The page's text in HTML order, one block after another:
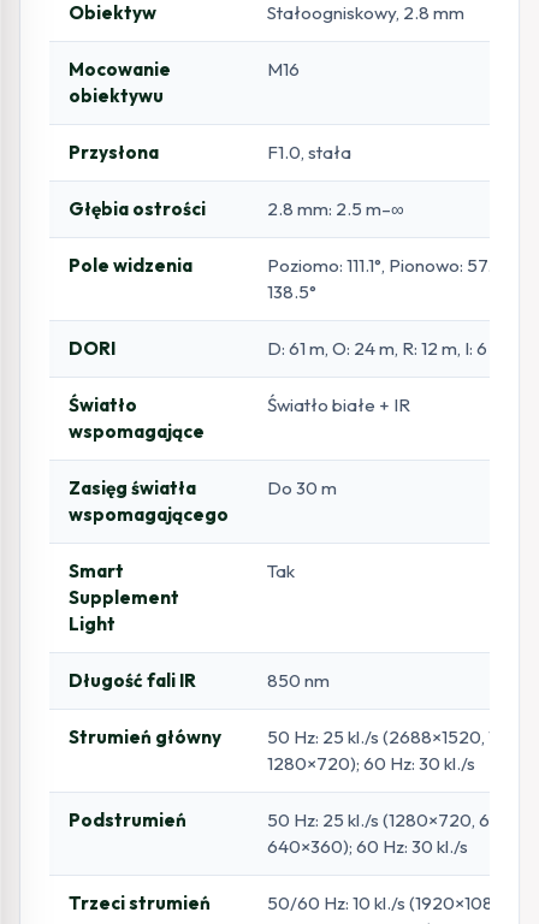
Obiektyw Stałoogniskowy, 2.8 mm
Mocowanie
obiektywu
M16
Przysłona F1.0, stała
Głębia ostrości 2.8 mm: 2.5 m–∞
Pole widzenia
Poziomo: 111.1°, Pionowo: 57.6°,
138.5°
DORI D: 61 m, O: 24 m, R: 12 m, I: 6 m
Światło
wspomagające
Światło białe + IR
Zasięg światła
wspomagającego
Do 30 m
Smart
Supplement
Light
Tak
Długość fali IR 850 nm
Strumień główny
50 Hz: 25 kl./s (2688×1520,
1280×720); 60 Hz: 30 kl./s
Podstrumień
50 Hz: 25 kl./s (1280×720,
640×360); 60 Hz: 30 kl./s
Trzeci strumień
50/60 Hz: 10 kl./s (1920×1080,